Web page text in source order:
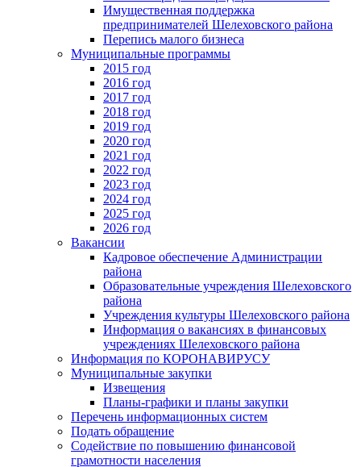
Имущественная поддержка
предпринимателей Шелеховского района
Перепись малого бизнеса
Муниципальные программы
2015 год
2016 год
2017 год
2018 год
2019 год
2020 год
2021 год
2022 год
2023 год
2024 год
2025 год
2026 год
Вакансии
Кадровое обеспечение Администрации
района
Образовательные учреждения Шелеховского
района
Учреждения культуры Шелеховского района
Информация о вакансиях в финансовых
учреждениях Шелеховского района
Информация по КОРОНАВИРУСУ
Муниципальные закупки
Извещения
Планы-графики и планы закупки
Перечень информационных систем
Подать обращение
Содействие по повышению финансовой
грамотности населения